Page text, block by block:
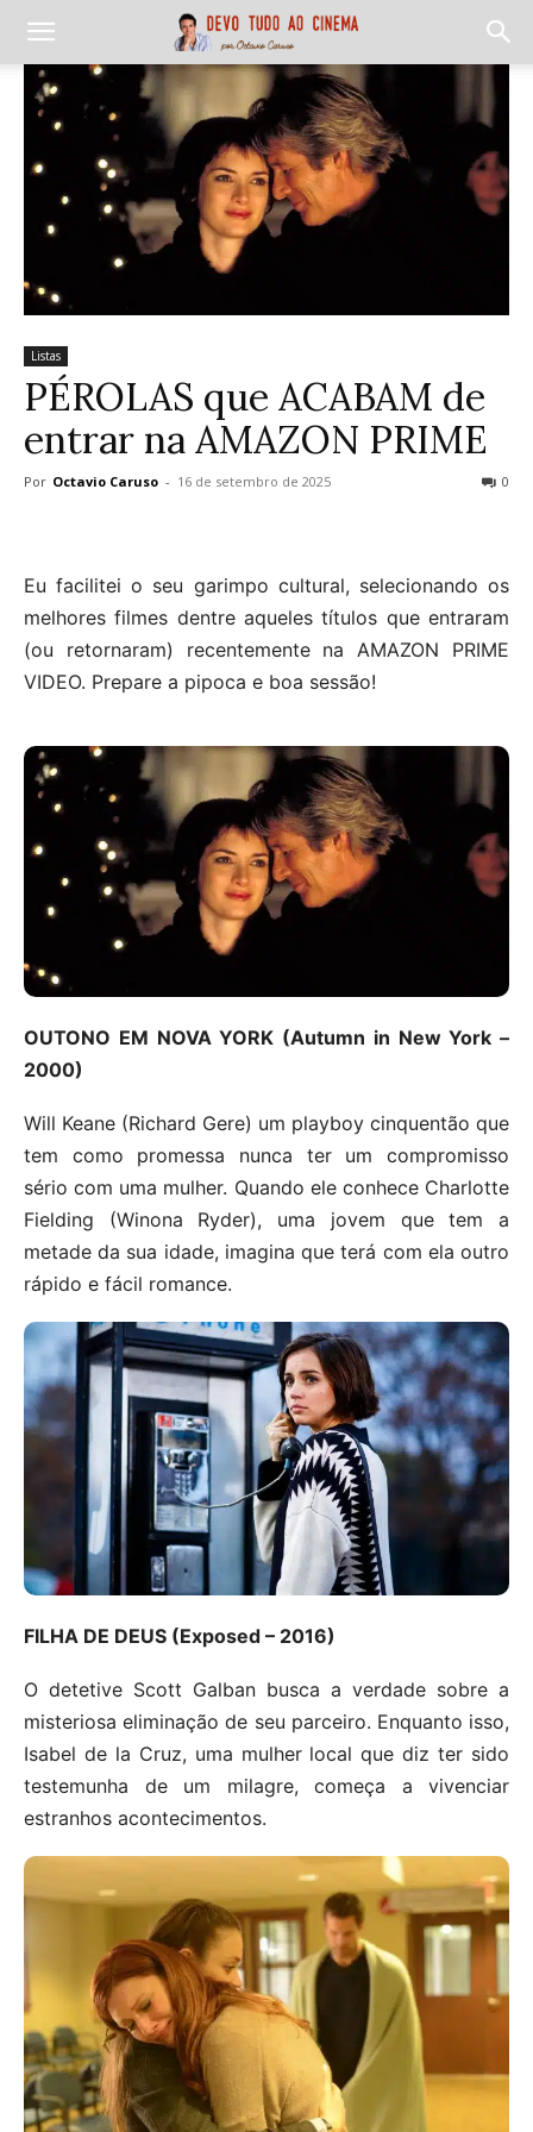
Listas
PÉROLAS que ACABAM de
entrar na AMAZON PRIME
Por Octavio Caruso - 16 de setembro de 2025 0
Eu facilitei o seu garimpo cultural, selecionando os
melhores filmes dentre aqueles títulos que entraram
(ou retornaram) recentemente na AMAZON PRIME
VIDEO. Prepare a pipoca e boa sessão!
OUTONO EM NOVA YORK (Autumn in New York –
2000)
Will Keane (Richard Gere) um playboy cinquentão que
tem como promessa nunca ter um compromisso
sério com uma mulher. Quando ele conhece Charlotte
Fielding (Winona Ryder), uma jovem que tem a
metade da sua idade, imagina que terá com ela outro
rápido e fácil romance.
FILHA DE DEUS (Exposed – 2016)
O detetive Scott Galban busca a verdade sobre a
misteriosa eliminação de seu parceiro. Enquanto isso,
Isabel de la Cruz, uma mulher local que diz ter sido
testemunha de um milagre, começa a vivenciar
estranhos acontecimentos.